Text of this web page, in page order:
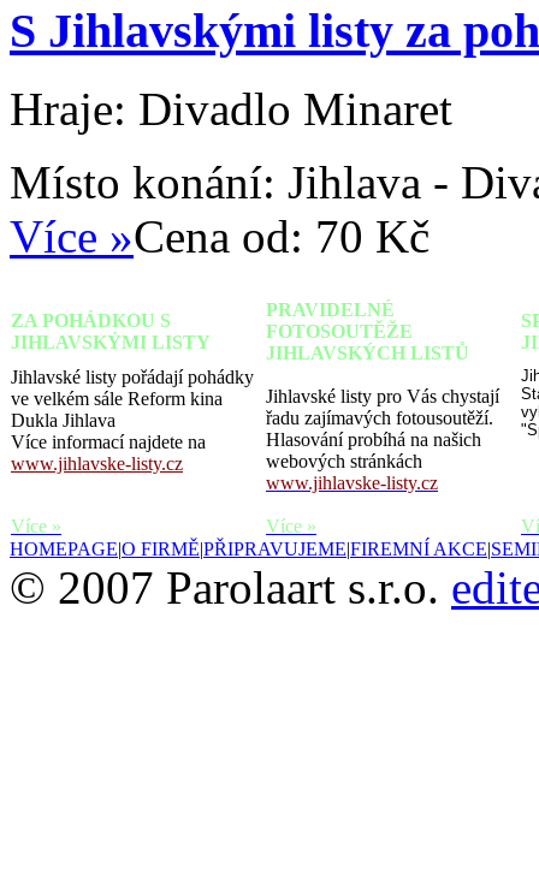
S Jihlavskými listy za
Hraje: Divadlo Minaret
Místo konání: Jihlava -
Více »Cena od: 70 Kč
ZA POHÁDKOU S
JIHLAVSKÝMI LISTY
PRAVIDELNÉ
FOTOSOUTĚŽE
JIHLAVSKÝCH LISTŮ
Jihlavské listy pořádají pohádky
ve velkém sále Reform kina
Dukla Jihlava
Více informací najdete na
www.jihlavske-listy.cz
Jihlavské listy pro Vás chystají
řadu zajímavých fotousoutěží.
Hlasování probíhá na našich
webových stránkách
www.jihlavske-listy.cz
Více » Více »
HOMEPAGE|O FIRMĚ|PŘIPRAVUJEME|FIREMNÍ AKCE|
© 2007 Parolaart s.r.o.